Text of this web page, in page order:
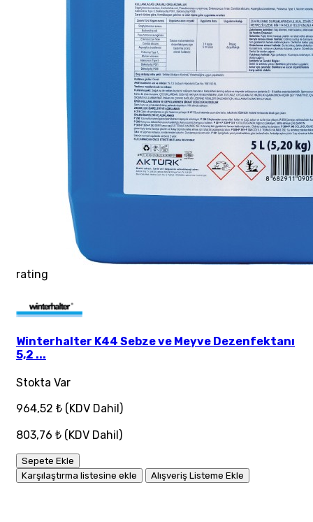
rating
Winterhalter K44 Sebze ve Meyve Dezenfektanı
5,2 ...
Stokta Var
964,52 ₺ (KDV Dahil)
803,76 ₺ (KDV Dahil)
Sepete Ekle
Karşılaştırma listesine ekle
Alışveriş Listeme Ekle